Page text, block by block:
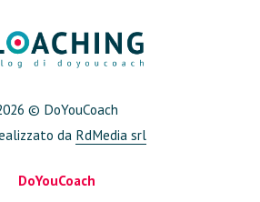
© DoYouCoach
da RdMedia srl
DoYouCoach